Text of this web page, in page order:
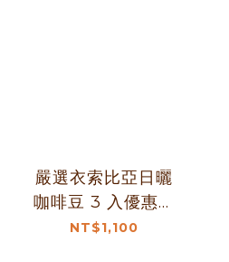
嚴選衣索比亞日曬
咖啡豆 3 入優惠組
｜桃子甜心、班
NT$1,100